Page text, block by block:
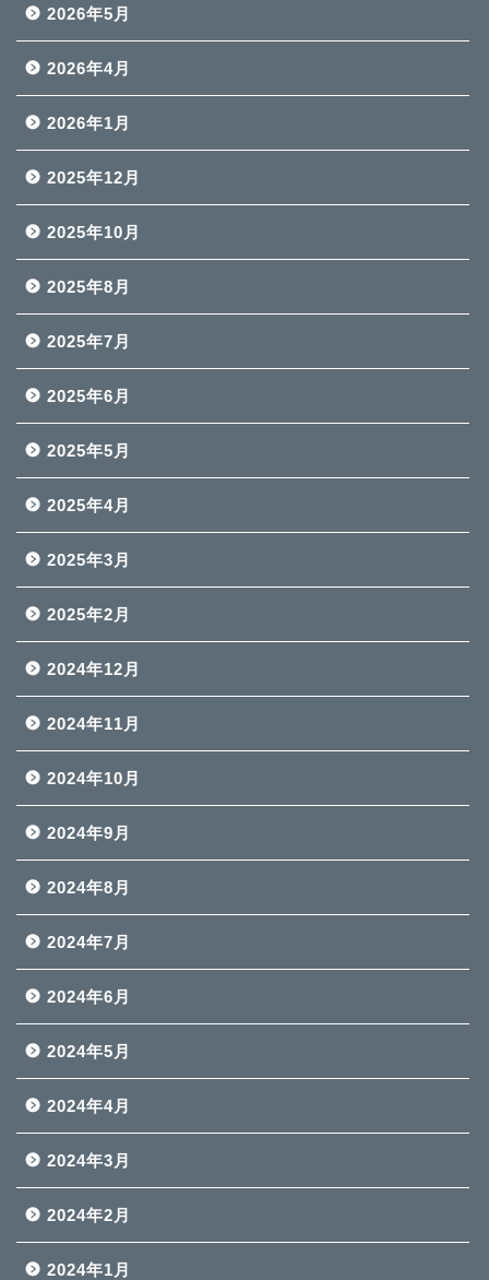
2026年5月
2026年4月
2026年1月
2025年12月
2025年10月
2025年8月
2025年7月
2025年6月
2025年5月
2025年4月
2025年3月
2025年2月
2024年12月
2024年11月
2024年10月
2024年9月
2024年8月
2024年7月
2024年6月
2024年5月
2024年4月
2024年3月
2024年2月
2024年1月